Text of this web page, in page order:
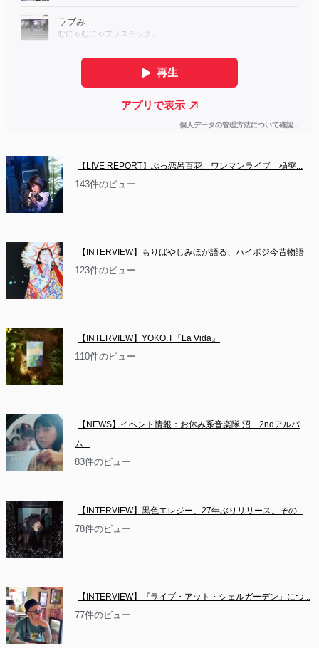
【LIVE REPORT】ぶっ恋呂百花　ワンマンライブ「楯突...
143件のビュー
【INTERVIEW】もりばやしみほが語る、ハイポジ今昔物語
123件のビュー
【INTERVIEW】YOKO.T『La Vida』
110件のビュー
【NEWS】イベント情報：お休み系音楽隊 沼　2ndアルバ
ム...
83件のビュー
【INTERVIEW】黒色エレジー、27年ぶりリリース。その...
78件のビュー
【INTERVIEW】『ライブ・アット・シェルガーデン』につ...
77件のビュー